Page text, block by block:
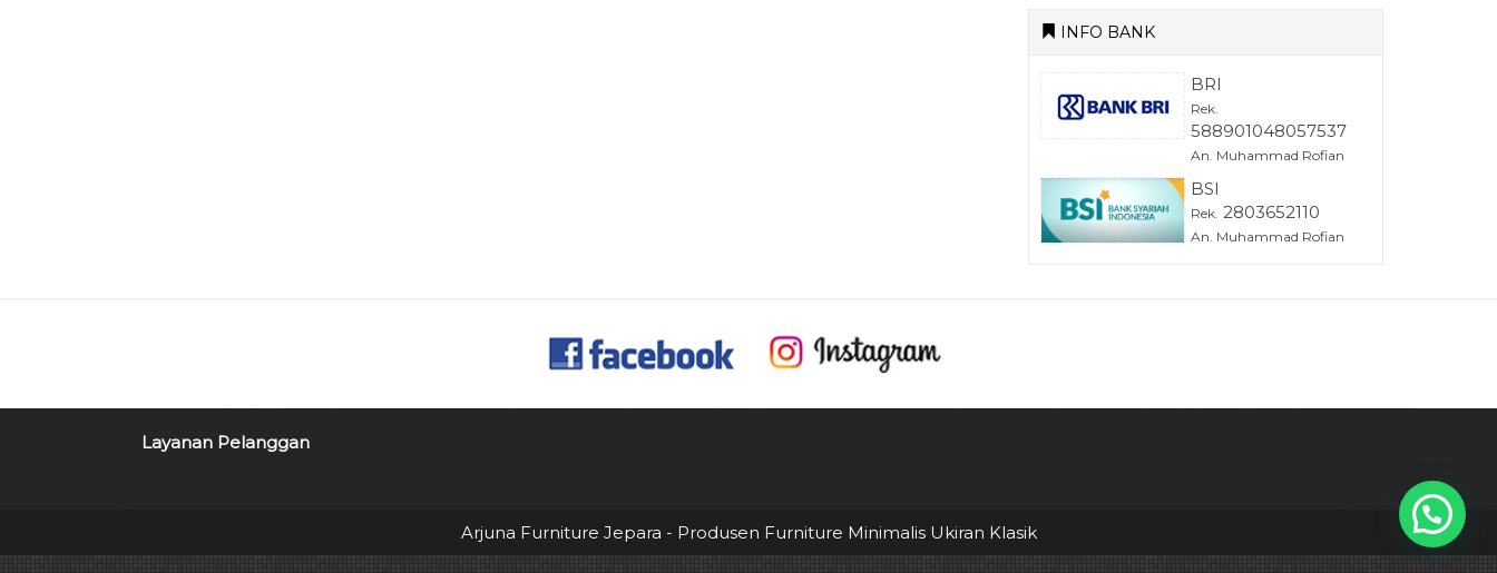
INFO BANK
BRI
Rek.
588901048057537
An. Muhammad Rofian
BSI
Rek. 2803652110
An. Muhammad Rofian
Layanan Pelanggan
Arjuna Furniture Jepara - Produsen Furniture Minimalis Ukiran Klasik